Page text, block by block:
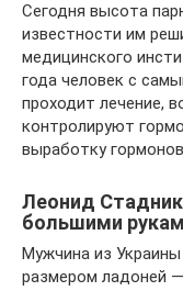
Сегодня высота
известности им
медицинского
года человек с
проходит лечение,
контролируют
выработку
Леонид
большими
Мужчина из
размером ладоней